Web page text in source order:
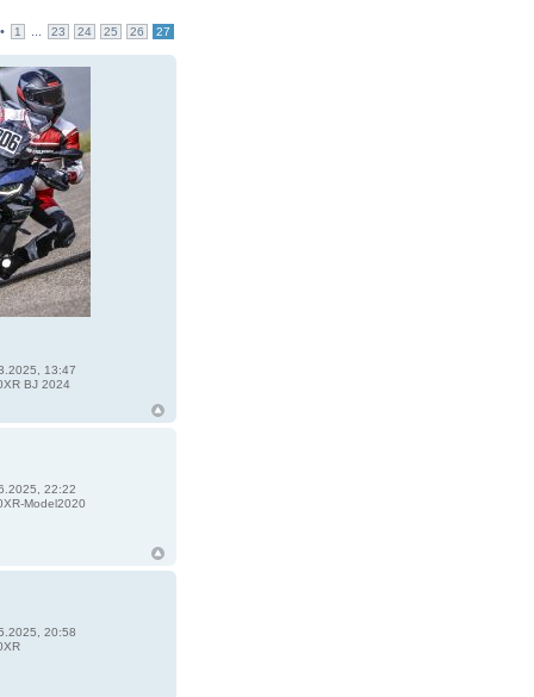
• 1 23 24 25 26 27
13:47
BJ 2024
22:22
Model2020
20:58